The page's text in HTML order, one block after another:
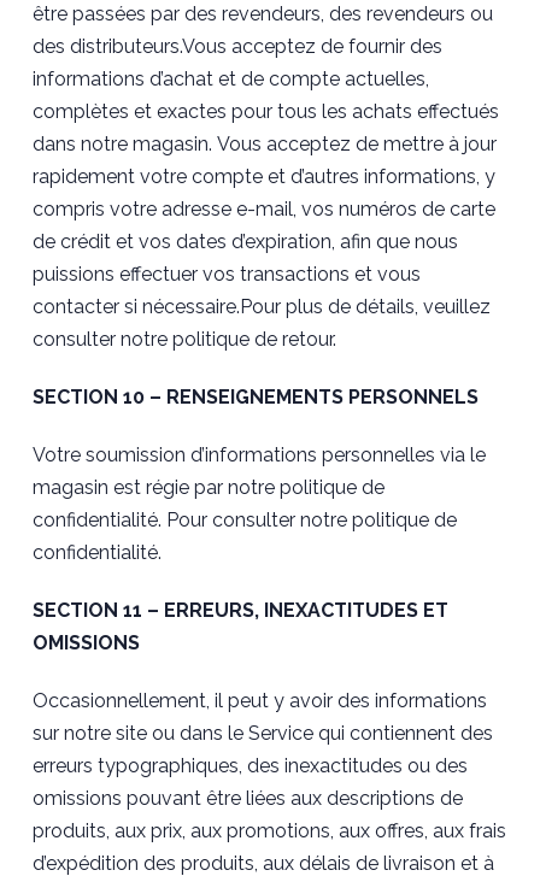
être passées par des revendeurs, des revendeurs ou
des distributeurs.Vous acceptez de fournir des
informations d’achat et de compte actuelles,
complètes et exactes pour tous les achats effectués
dans notre magasin. Vous acceptez de mettre à jour
rapidement votre compte et d’autres informations, y
compris votre adresse e-mail, vos numéros de carte
de crédit et vos dates d’expiration, afin que nous
puissions effectuer vos transactions et vous
contacter si nécessaire.Pour plus de détails, veuillez
consulter notre politique de retour.
SECTION 10 – RENSEIGNEMENTS PERSONNELS
Votre soumission d’informations personnelles via le
magasin est régie par notre politique de
confidentialité. Pour consulter notre politique de
confidentialité.
SECTION 11 – ERREURS, INEXACTITUDES ET
OMISSIONS
Occasionnellement, il peut y avoir des informations
sur notre site ou dans le Service qui contiennent des
erreurs typographiques, des inexactitudes ou des
omissions pouvant être liées aux descriptions de
produits, aux prix, aux promotions, aux offres, aux frais
d’expédition des produits, aux délais de livraison et à